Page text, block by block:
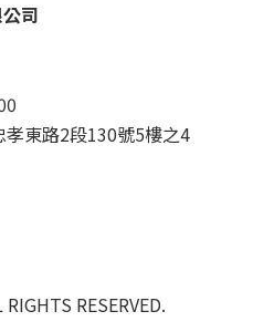
司
東路2段130號5樓之4
RESERVED.